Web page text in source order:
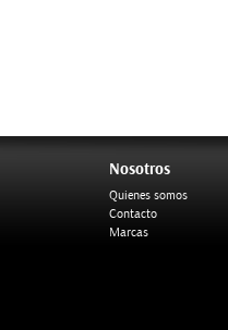
Nosotros
Quienes somos
Contacto
Marcas